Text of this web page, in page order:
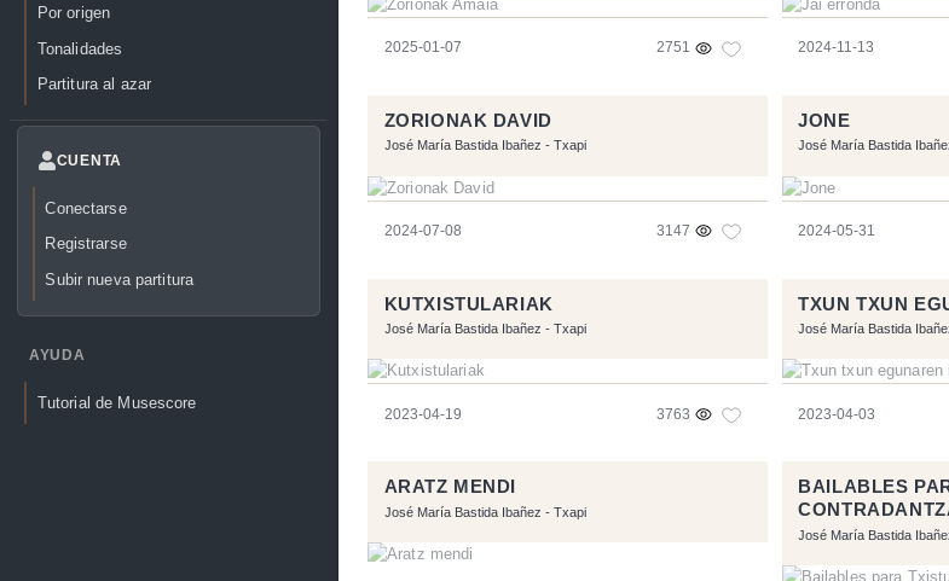
Por origen
Tonalidades
Partitura al azar
CUENTA
Conectarse
Registrarse
Subir nueva partitura
AYUDA
Tutorial de Musescore
2025-01-07 2751 2024-11-13
ZORIONAK DAVID
José María Bastida Ibañez - Txapi
2024-07-08 3147
JONE
José María Bastida
2024-05-31
KUTXISTULARIAK
José María Bastida Ibañez - Txapi
2023-04-19 3763
TXUN TXUN
José María Bastida
2023-04-03
ARATZ MENDI
José María Bastida Ibañez - Txapi
BAILABLES
José María Bastida